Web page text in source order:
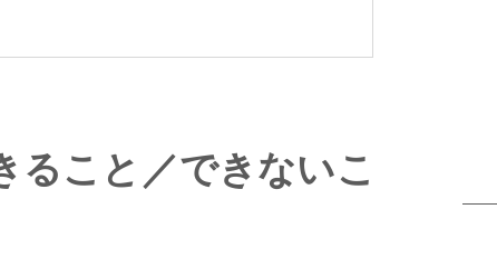
ること／できないこ